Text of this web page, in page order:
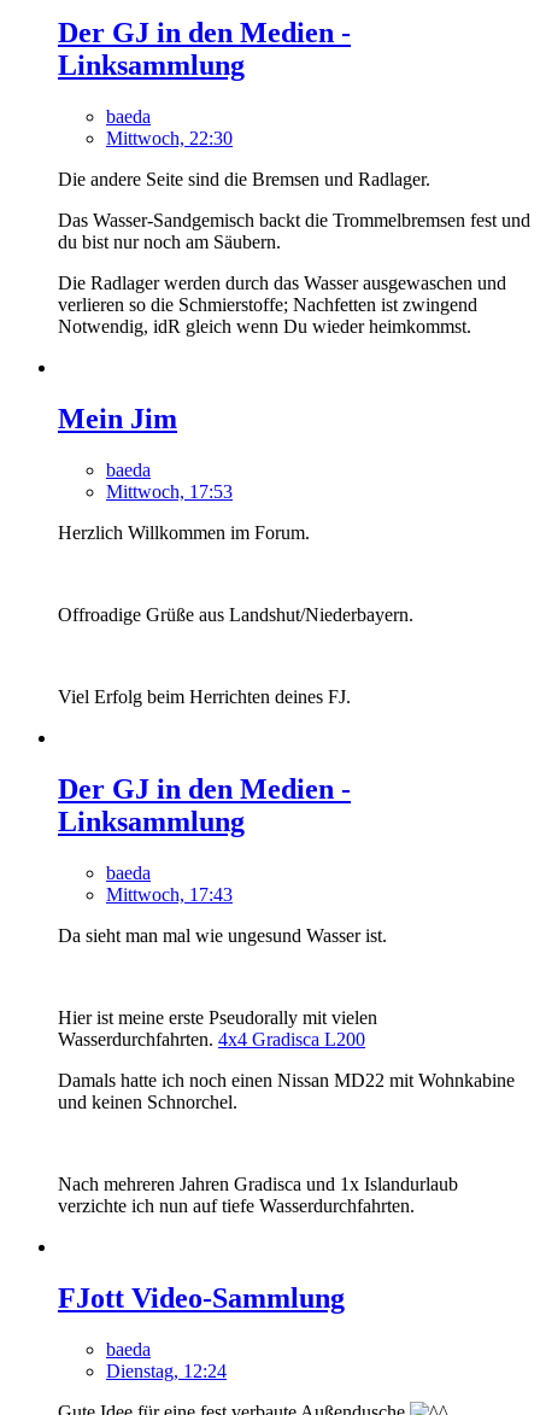
Der GJ in den Medien -
Linksammlung
baeda
Mittwoch, 22:30
Die andere Seite sind die Bremsen und Radlager.
Das Wasser-Sandgemisch backt die Trommelbremsen fest und
du bist nur noch am Säubern.
Die Radlager werden durch das Wasser ausgewaschen und
verlieren so die Schmierstoffe; Nachfetten ist zwingend
Notwendig, idR gleich wenn Du wieder heimkommst.
Mein Jim
baeda
Mittwoch, 17:53
Herzlich Willkommen im Forum.
Offroadige Grüße aus Landshut/Niederbayern.
Viel Erfolg beim Herrichten deines FJ.
Der GJ in den Medien -
Linksammlung
baeda
Mittwoch, 17:43
Da sieht man mal wie ungesund Wasser ist.
Hier ist meine erste Pseudorally mit vielen
Wasserdurchfahrten. 4x4 Gradisca L200
Damals hatte ich noch einen Nissan MD22 mit Wohnkabine
und keinen Schnorchel.
Nach mehreren Jahren Gradisca und 1x Islandurlaub
verzichte ich nun auf tiefe Wasserdurchfahrten.
FJott Video-Sammlung
baeda
Dienstag, 12:24